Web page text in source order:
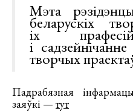
Мэта
беларускіх
іх
і
творчых
Падрабязная
заяўкі —тут